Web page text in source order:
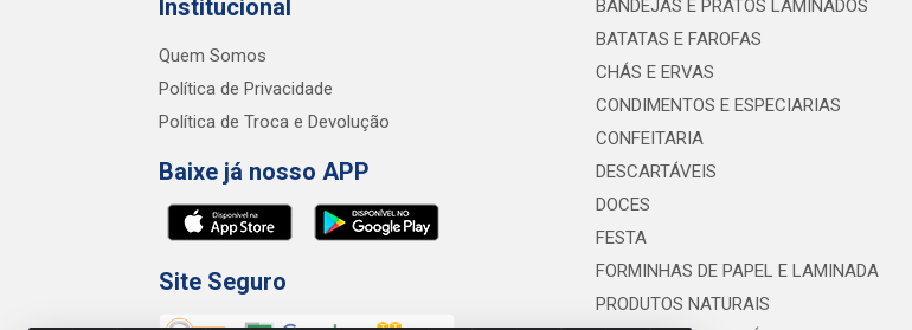
Institucional
Quem Somos
Política de Privacidade
Política de Troca e Devolução
Baixe já nosso APP
Site Seguro
BANDEJAS E PRATOS LAMINADOS
BATATAS E FAROFAS
CHÁS E ERVAS
CONDIMENTOS E ESPECIARIAS
CONFEITARIA
DESCARTÁVEIS
DOCES
FESTA
FORMINHAS DE PAPEL E LAMINADA
PRODUTOS NATURAIS